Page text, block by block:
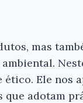
mas
Ele nos
adotam